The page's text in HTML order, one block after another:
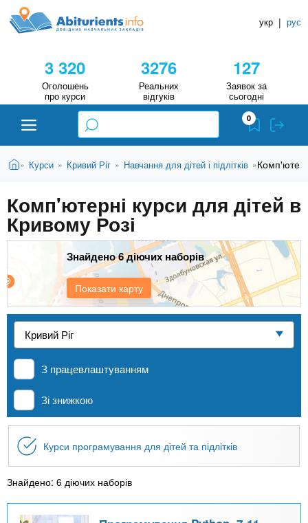
д
A
i
t
u
r
i
e
n
t
s
.
i
n
о
н
к
Н
в
ч
а
ь
и
л
і
в
3 320
Оголошень
про курси
3276
Реальних
відгуків
127
Заявок за
сьогодні
укр | рус
Абітурієнту
ЗВО (ВНЗ)
Коледжі
Курси
MBA
Онлайн курси
За кордоном
0
В
т
у
т
Головна
» Курси » Кривий Ріг » Навчання для дітей і підлітків »
Комп'ютерні курси для дітей в
Кривому Розі
Показати карту
Знайдено 6 діючих наборів
З працевлаштуванням
Зі знижкою
Курси програмування для дітей та підлітків
Знайдено: 6 діючих наборів